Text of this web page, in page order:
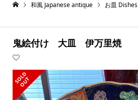
和風 Japanese antique お皿 Dishes
鬼絵付け 大皿 伊万里焼
S
O
L
D
O
U
T